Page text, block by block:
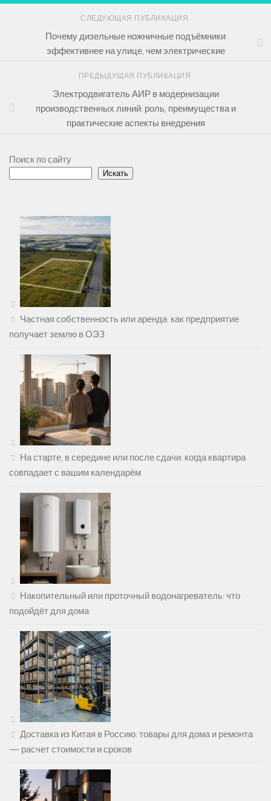
СЛЕДУЮЩАЯ ПУБЛИКАЦИЯ
Почему дизельные ножничные подъёмники
эффективнее на улице, чем электрические
ПРЕДЫДУЩАЯ ПУБЛИКАЦИЯ
Электродвигатель АИР в модернизации
производственных линий: роль, преимущества и
практические аспекты внедрения
Поиск по сайту
Искать
Частная собственность или аренда: как предприятие
получает землю в ОЭЗ
На старте, в середине или после сдачи: когда квартира
совпадает с вашим календарём
Накопительный или проточный водонагреватель: что
подойдёт для дома
Доставка из Китая в Россию: товары для дома и ремонта
— расчет стоимости и сроков